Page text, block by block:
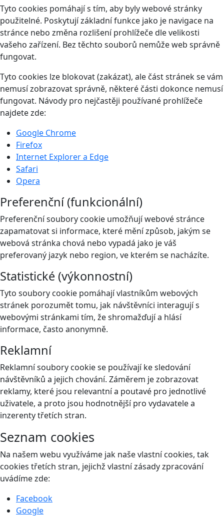
Tyto cookies pomáhají s tím, aby byly webové stránky
použitelné. Poskytují základní funkce jako je navigace na
stránce nebo změna rozlišení prohlížeče dle velikosti
vašeho zařízení. Bez těchto souborů nemůže web správně
fungovat.
Tyto cookies lze blokovat (zakázat), ale část stránek se vám
nemusí zobrazovat správně, některé části dokonce nemusí
fungovat. Návody pro nejčastěji používané prohlížeče
najdete zde:
Google Chrome
Firefox
Internet Explorer a Edge
Safari
Opera
Preferenční (funkcionální)
Preferenční soubory cookie umožňují webové stránce
zapamatovat si informace, které mění způsob, jakým se
webová stránka chová nebo vypadá jako je váš
preferovaný jazyk nebo region, ve kterém se nacházíte.
Statistické (výkonnostní)
Tyto soubory cookie pomáhají vlastníkům webových
stránek porozumět tomu, jak návštěvníci interagují s
webovými stránkami tím, že shromažďují a hlásí
informace, často anonymně.
Reklamní
Reklamní soubory cookie se používají ke sledování
návštěvníků a jejich chování. Záměrem je zobrazovat
reklamy, které jsou relevantní a poutavé pro jednotlivé
uživatele, a proto jsou hodnotnější pro vydavatele a
inzerenty třetích stran.
Seznam cookies
Na našem webu využíváme jak naše vlastní cookies, tak
cookies třetích stran, jejichž vlastní zásady zpracování
uvádíme zde:
Facebook
Google